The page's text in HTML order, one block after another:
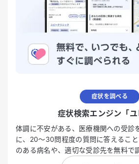
症状を調べる
症状検索エンジン「ユ
体調に不安がある、医療機関への受診
に、20〜30問程度の質問に答えるこ
のある病名や、適切な受診先を無料で